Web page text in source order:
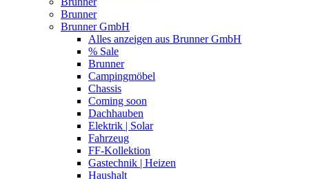
Brunner
Brunner GmbH
Alles anzeigen aus Brunner GmbH
% Sale
Brunner
Campingmöbel
Chassis
Coming soon
Dachhauben
Elektrik | Solar
Fahrzeug
FF-Kollektion
Gastechnik | Heizen
Haushalt